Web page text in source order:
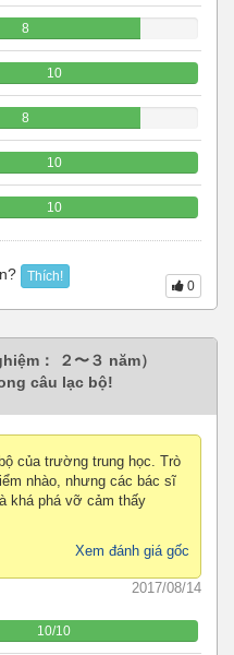
8
10
8
10
10
Thích!
0
： ２〜３ năm）
câu lạc bộ!
của trường trung học. Trò
nhào, nhưng các bác sĩ
khá phá vỡ cảm thấy
Xem đánh giá gốc
2017/08/14
10/10